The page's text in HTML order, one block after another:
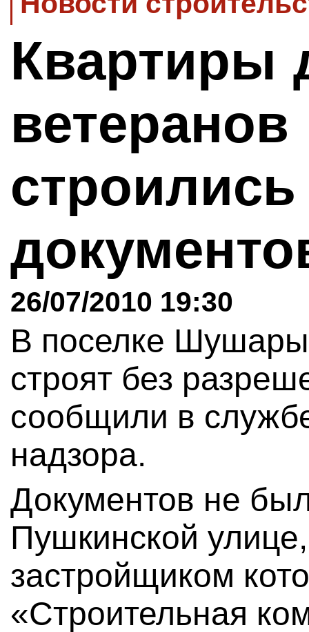
Квартиры
строились
26/07/2010 19:30
В поселке
строят без
сообщили в
надзора.
Документов не
Пушкинской
застройщиком
«Строительная